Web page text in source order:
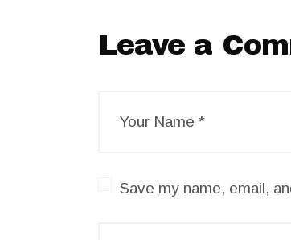
Leave a
Save my name, email,